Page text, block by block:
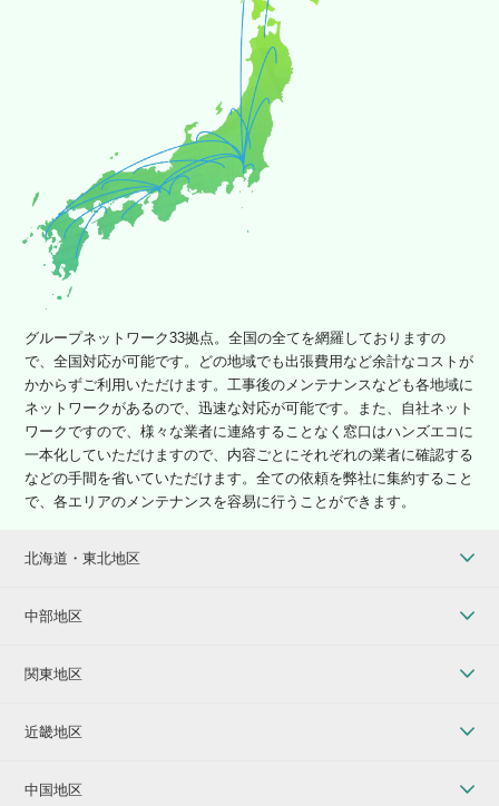
グループネットワーク33拠点。全国の全てを網羅しておりますの
で、全国対応が可能です。どの地域でも出張費用など余計なコストが
かからずご利用いただけます。工事後のメンテナンスなども各地域に
ネットワークがあるので、迅速な対応が可能です。また、自社ネット
ワークですので、様々な業者に連絡することなく窓口はハンズエコに
一本化していただけますので、内容ごとにそれぞれの業者に確認する
などの手間を省いていただけます。全ての依頼を弊社に集約すること
で、各エリアのメンテナンスを容易に行うことができます。
北海道・東北地区
中部地区
関東地区
近畿地区
中国地区